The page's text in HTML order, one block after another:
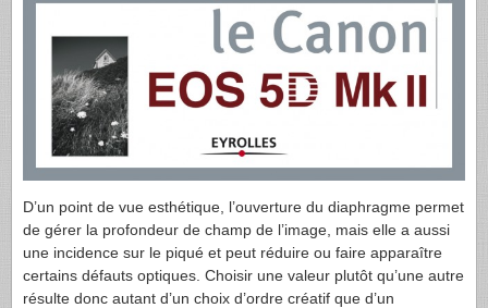
D’un point de vue esthétique, l’ouverture du diaphragme permet
de gérer la profondeur de champ de l’image, mais elle a aussi
une incidence sur le piqué et peut réduire ou faire apparaître
certains défauts optiques. Choisir une valeur plutôt qu’une autre
résulte donc autant d’un choix d’ordre créatif que d’un